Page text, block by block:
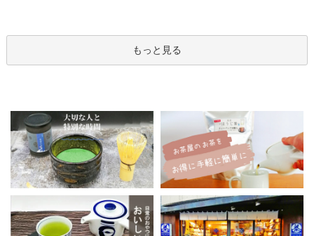
もっと見る